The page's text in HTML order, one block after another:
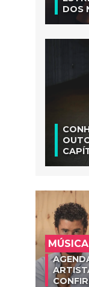
DOS
MÚSICA